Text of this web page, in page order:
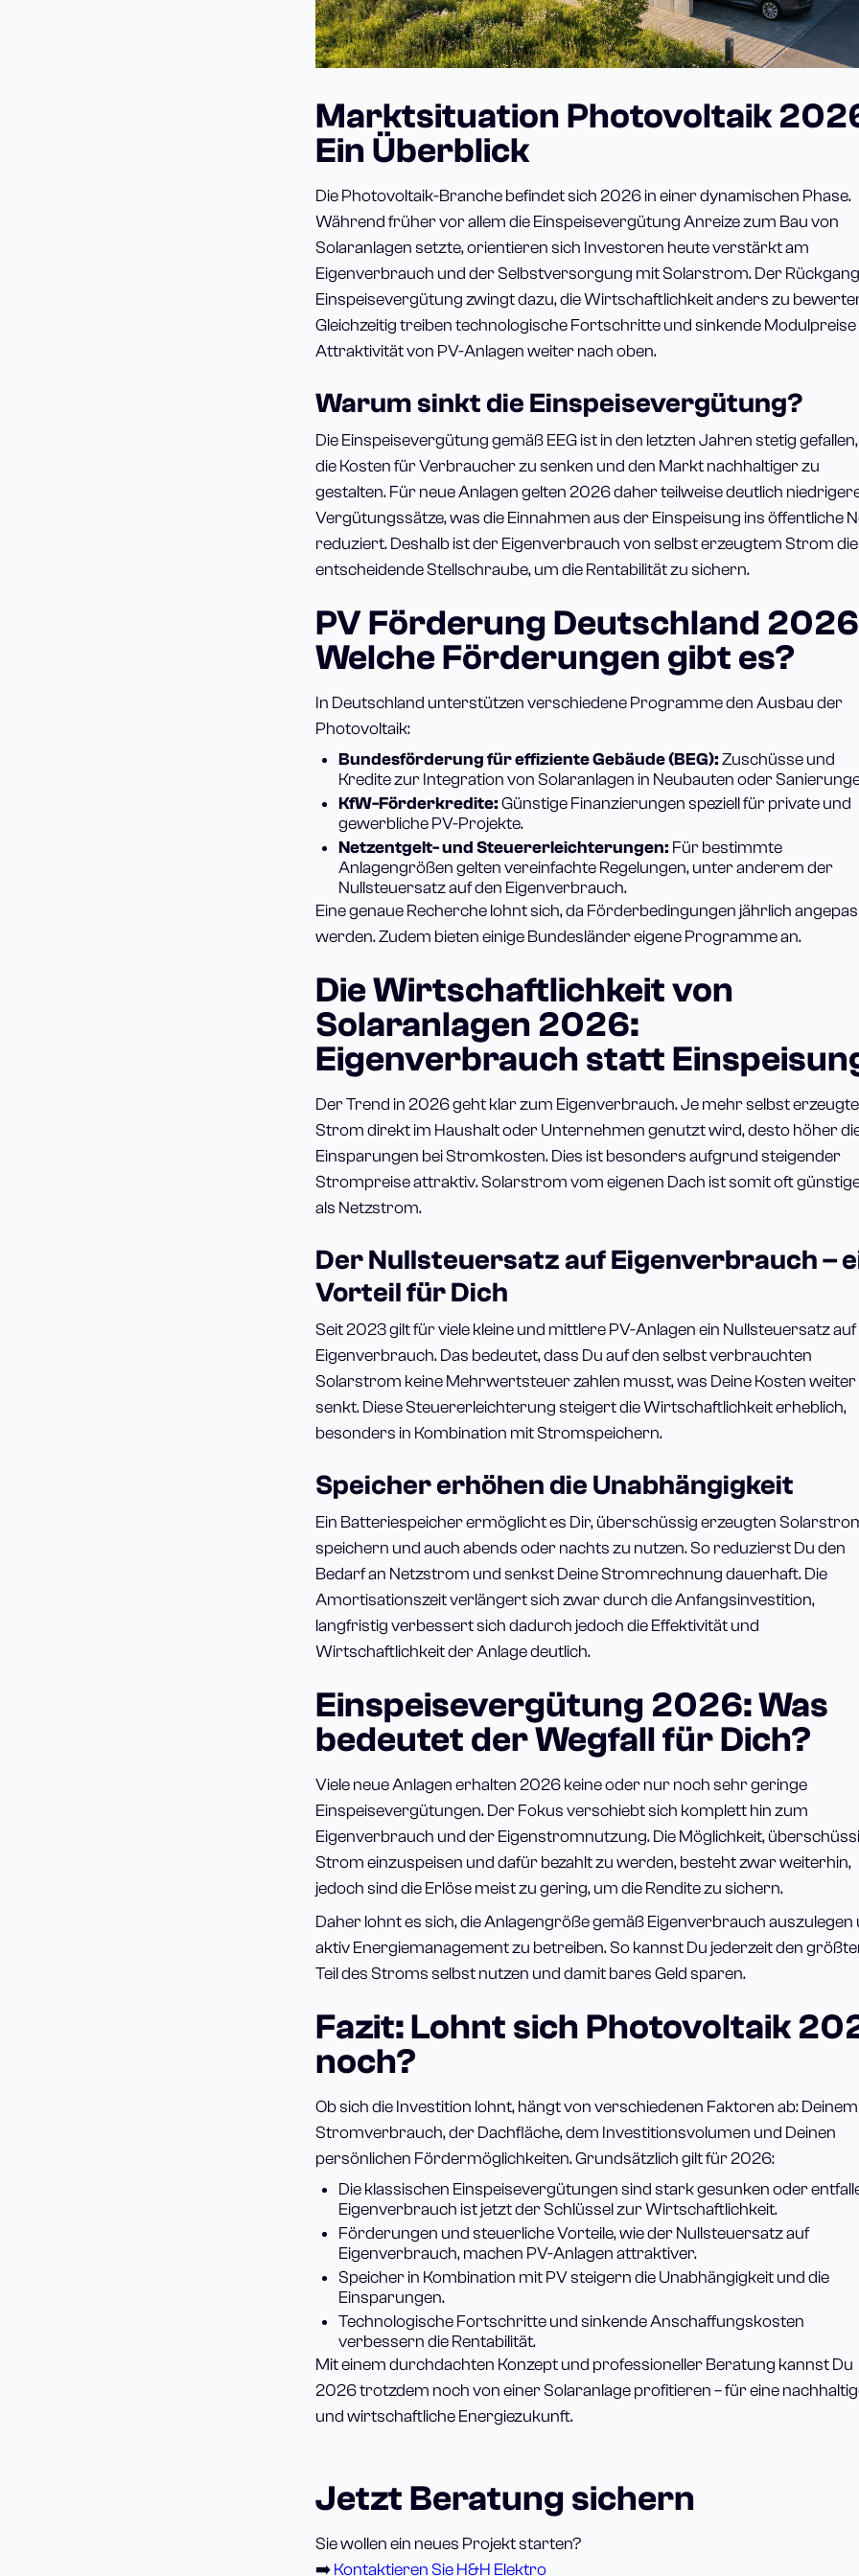
Marktsituation Photovoltaik
Ein Überblick
Die Photovoltaik-Branche befindet sich 2026 in einer dynamischen Phase.
Während früher vor allem die Einspeisevergütung Anreize zum Bau von
Solaranlagen setzte, orientieren sich Investoren heute verstärkt am
Eigenverbrauch und der Selbstversorgung mit Solarstrom. Der
Einspeisevergütung zwingt dazu, die Wirtschaftlichkeit anders zu
Gleichzeitig treiben technologische Fortschritte und sinkende Modulpreise
Attraktivität von PV-Anlagen weiter nach oben.
Warum sinkt die Einspeisevergütung?
Die Einspeisevergütung gemäß EEG ist in den letzten Jahren stetig
die Kosten für Verbraucher zu senken und den Markt nachhaltiger zu
gestalten. Für neue Anlagen gelten 2026 daher teilweise deutlich
Vergütungssätze, was die Einnahmen aus der Einspeisung ins öffentliche
reduziert. Deshalb ist der Eigenverbrauch von selbst erzeugtem Strom die
entscheidende Stellschraube, um die Rentabilität zu sichern.
PV Förderung Deutschland
Welche Förderungen gibt es?
In Deutschland unterstützen verschiedene Programme den Ausbau der
Photovoltaik:
Bundesförderung für effiziente Gebäude (BEG):Zuschüsse und
Kredite zur Integration von Solaranlagen in Neubauten oder
KfW-Förderkredite:Günstige Finanzierungen speziell für private und
gewerbliche PV-Projekte.
Netzentgelt- und Steuererleichterungen: Für bestimmte
Anlagengrößen gelten vereinfachte Regelungen, unter anderem der
Nullsteuersatz auf den Eigenverbrauch.
Eine genaue Recherche lohnt sich, da Förderbedingungen jährlich
werden. Zudem bieten einige Bundesländer eigene Programme an.
Die Wirtschaftlichkeit von
Solaranlagen 2026:
Eigenverbrauch statt
Der Trend in 2026 geht klar zum Eigenverbrauch. Je mehr selbst
Strom direkt im Haushalt oder Unternehmen genutzt wird, desto höher
Einsparungen bei Stromkosten. Dies ist besonders aufgrund steigender
Strompreise attraktiv. Solarstrom vom eigenen Dach ist somit oft
als Netzstrom.
Der Nullsteuersatz auf Eigenverbrauch –
Vorteil für Dich
Seit 2023 gilt für viele kleine und mittlere PV-Anlagen ein Nullsteuersatz auf
Eigenverbrauch. Das bedeutet, dass Du auf den selbst verbrauchten
Solarstrom keine Mehrwertsteuer zahlen musst, was Deine Kosten weiter
senkt. Diese Steuererleichterung steigert die Wirtschaftlichkeit erheblich,
besonders in Kombination mit Stromspeichern.
Speicher erhöhen die Unabhängigkeit
Ein Batteriespeicher ermöglicht es Dir, überschüssig erzeugten
speichern und auch abends oder nachts zu nutzen. So reduzierst Du den
Bedarf an Netzstrom und senkst Deine Stromrechnung dauerhaft. Die
Amortisationszeit verlängert sich zwar durch die Anfangsinvestition,
langfristig verbessert sich dadurch jedoch die Effektivität und
Wirtschaftlichkeit der Anlage deutlich.
Einspeisevergütung 2026: Was
bedeutet der Wegfall für Dich?
Viele neue Anlagen erhalten 2026 keine oder nur noch sehr geringe
Einspeisevergütungen. Der Fokus verschiebt sich komplett hin zum
Eigenverbrauch und der Eigenstromnutzung. Die Möglichkeit,
Strom einzuspeisen und dafür bezahlt zu werden, besteht zwar weiterhin,
jedoch sind die Erlöse meist zu gering, um die Rendite zu sichern.
Daher lohnt es sich, die Anlagengröße gemäß Eigenverbrauch auszulegen
aktiv Energiemanagement zu betreiben. So kannst Du jederzeit den
Teil des Stroms selbst nutzen und damit bares Geld sparen.
Fazit: Lohnt sich Photovoltaik
noch?
Ob sich die Investition lohnt, hängt von verschiedenen Faktoren ab: Deinem
Stromverbrauch, der Dachfläche, dem Investitionsvolumen und Deinen
persönlichen Fördermöglichkeiten. Grundsätzlich gilt für 2026:
Die klassischen Einspeisevergütungen sind stark gesunken oder
Eigenverbrauch ist jetzt der Schlüssel zur Wirtschaftlichkeit.
Förderungen und steuerliche Vorteile, wie der Nullsteuersatz auf
Eigenverbrauch, machen PV-Anlagen attraktiver.
Speicher in Kombination mit PV steigern die Unabhängigkeit und die
Einsparungen.
Technologische Fortschritte und sinkende Anschaffungskosten
verbessern die Rentabilität.
Mit einem durchdachten Konzept und professioneller Beratung kannst Du
2026 trotzdem noch von einer Solaranlage profitieren – für eine
und wirtschaftliche Energiezukunft.
Jetzt Beratung sichern
Sie wollen ein neues Projekt starten?
➡️Kontaktieren Sie H&H Elektro